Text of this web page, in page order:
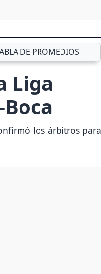
DE PROMEDIOS
Liga
los árbitros para